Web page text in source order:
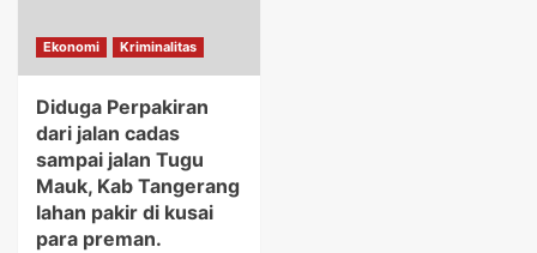
Ekonomi Kriminalitas
Diduga Perpakiran
dari jalan cadas
sampai jalan Tugu
Mauk, Kab Tangerang
lahan pakir di kusai
para preman.